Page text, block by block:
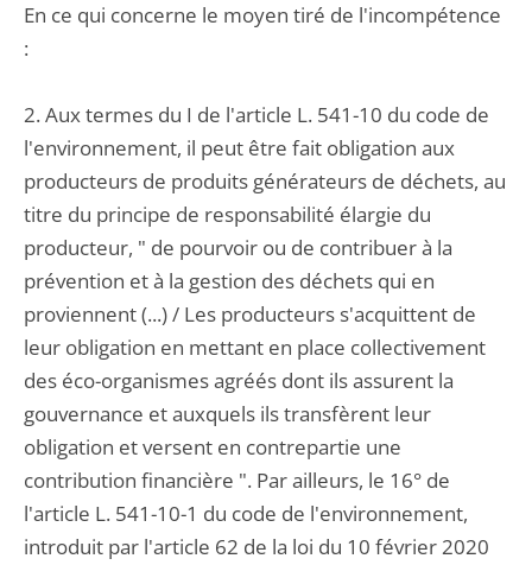
En ce qui concerne le moyen tiré de l'incompétence
:
2. Aux termes du I de l'article L. 541-10 du code de
l'environnement, il peut être fait obligation aux
producteurs de produits générateurs de déchets, au
titre du principe de responsabilité élargie du
producteur, " de pourvoir ou de contribuer à la
prévention et à la gestion des déchets qui en
proviennent (...) / Les producteurs s'acquittent de
leur obligation en mettant en place collectivement
des éco-organismes agréés dont ils assurent la
gouvernance et auxquels ils transfèrent leur
obligation et versent en contrepartie une
contribution financière ". Par ailleurs, le 16° de
l'article L. 541-10-1 du code de l'environnement,
introduit par l'article 62 de la loi du 10 février 2020